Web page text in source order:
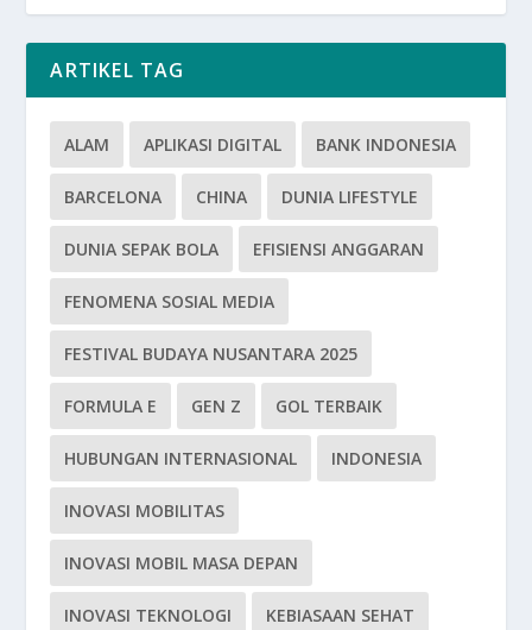
ARTIKEL TAG
ALAM APLIKASI DIGITAL BANK INDONESIA
BARCELONA CHINA DUNIA LIFESTYLE
DUNIA SEPAK BOLA EFISIENSI ANGGARAN
FENOMENA SOSIAL MEDIA
FESTIVAL BUDAYA NUSANTARA 2025
FORMULA E GEN Z GOL TERBAIK
HUBUNGAN INTERNASIONAL INDONESIA
INOVASI MOBILITAS
INOVASI MOBIL MASA DEPAN
INOVASI TEKNOLOGI KEBIASAAN SEHAT